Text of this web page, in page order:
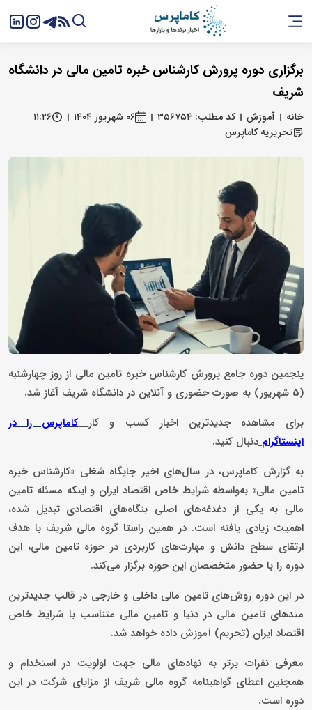
برگزاری دوره پرورش کارشناس خبره تامین مالی در دانشگاه
شریف
خانه آموزش کد مطلب: ۳۵۶۷۵۴ ۰۶ شهریور ۱۴۰۴
۱۱:۲۶
تحریریه کاماپرس
پنجمین دوره‌ جامع پرورش کارشناس خبره تامین مالی از روز چهارشنبه
(5 شهریور) به صورت حضوری و آنلاین در دانشگاه شریف آغاز شد.
برای مشاهده جدیدترین اخبار کسب و کار
کاماپرس را در
اینستاگرام دنبال کنید.
به گزارش کاماپرس، در سال‌های اخیر جایگاه شغلی «کارشناس خبره
تامین مالی» به‌واسطه‌ شرایط خاص اقتصاد ایران و اینکه مسئله‌ تامین
مالی به یکی از دغدغه‌های اصلی بنگاه‌های اقتصادی تبدیل شده،
اهمیت زیادی یافته است. در همین راستا گروه مالی شریف با هدف
ارتقای سطح دانش و مهارت‌های کاربردی در حوزه‌ تامین مالی، این
دوره‌ را با حضور متخصصان این حوزه برگزار می‌کند.
در این دوره روش‌های تامین مالی داخلی و خارجی در قالب جدیدترین
متدهای تامین مالی در دنیا و تامین مالی متناسب با شرایط خاص
اقتصاد ایران (تحریم) آموزش داده خواهد شد.
معرفی نفرات برتر به نهادهای مالی جهت اولویت در استخدام و
همچنین اعطای گواهینامه گروه مالی شریف از مزایای شرکت در این
دوره است.